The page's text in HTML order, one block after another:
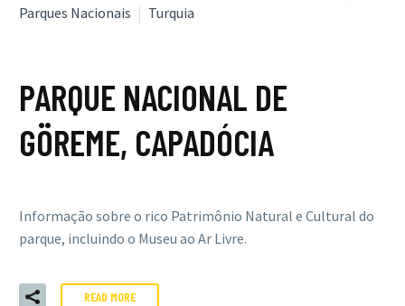
Parques Nacionais
Turquia
PARQUE NACIONAL DE
GÖREME, CAPADÓCIA
Informação sobre o rico Patrimônio Natural e Cultural do
parque, incluindo o Museu ao Ar Livre.
READ MORE